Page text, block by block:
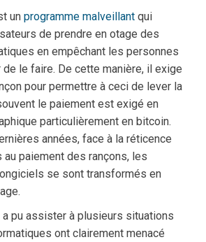
un programme malveillant qui
de prendre en otage des
en empêchant les personnes
le faire. De cette manière, il exige
pour permettre à ceci de lever la
le paiement est exigé en
particulièrement en bitcoin.
années, face à la réticence
paiement des rançons, les
se sont transformés en
a pu assister à plusieurs situations
ont clairement menacé